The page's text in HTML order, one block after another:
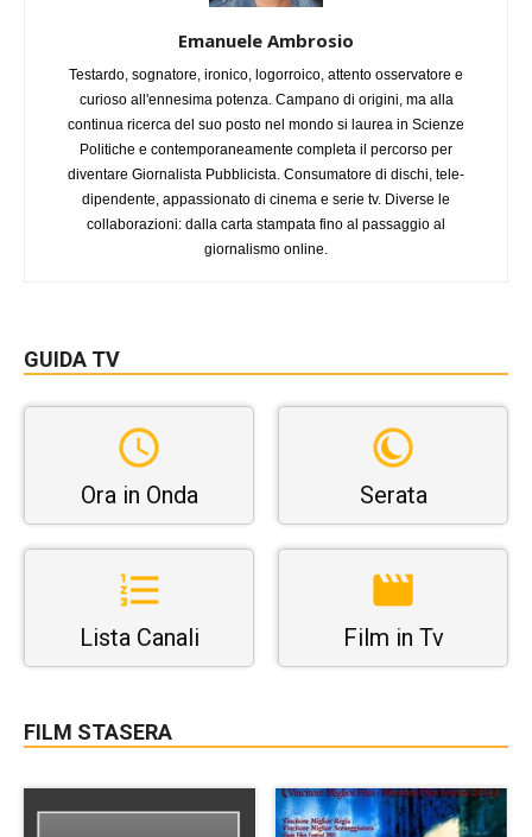
Emanuele Ambrosio
Testardo, sognatore, ironico, logorroico, attento osservatore e
curioso all'ennesima potenza. Campano di origini, ma alla
continua ricerca del suo posto nel mondo si laurea in Scienze
Politiche e contemporaneamente completa il percorso per
diventare Giornalista Pubblicista. Consumatore di dischi, tele-
dipendente, appassionato di cinema e serie tv. Diverse le
collaborazioni: dalla carta stampata fino al passaggio al
giornalismo online.
GUIDA TV
Ora in Onda Serata
Lista Canali Film in Tv
FILM STASERA